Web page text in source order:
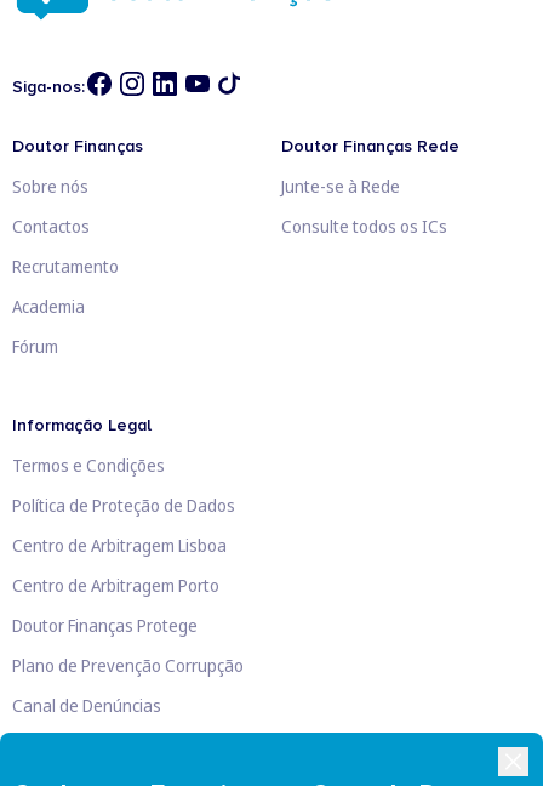
Siga-nos:
Doutor Finanças
Sobre nós
Contactos
Recrutamento
Academia
Fórum
Doutor Finanças Rede
Junte-se à Rede
Consulte todos os ICs
Informação Legal
Termos e Condições
Política de Proteção de Dados
Centro de Arbitragem Lisboa
Centro de Arbitragem Porto
Doutor Finanças Protege
Plano de Prevenção Corrupção
Canal de Denúncias